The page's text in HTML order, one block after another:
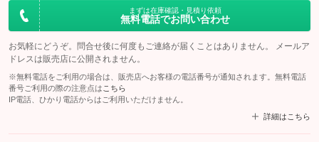
まずは在庫確認・見積り依頼
無料電話でお問い合わせ
お気軽にどうぞ。問合せ後に何度もご連絡が届くことはありません。 メールア
ドレスは販売店に公開されません。
※無料電話をご利用の場合は、販売店へお客様の電話番号が通知されます。無料電話
番号ご利用の際の注意点は こちら
IP電話、ひかり電話からはご利用いただけません。
詳細はこちら